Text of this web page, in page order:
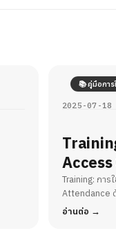
📚 คู่มือการ
2025-07-18
Access
Training: การ
Attendance
อ่านต่อ